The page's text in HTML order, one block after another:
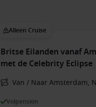
Alleen Cruise
Britse Eilanden vanaf
met de Celebrity Eclipse
Van / Naar Amsterdam,
Volpension